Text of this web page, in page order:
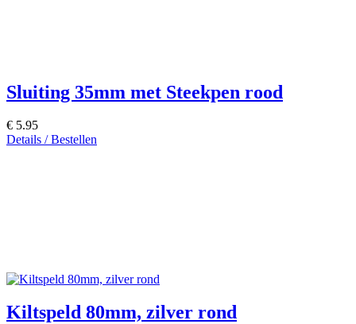
Sluiting 35mm met Steekpen rood
€ 5.95
Details / Bestellen
Kiltspeld 80mm, zilver rond